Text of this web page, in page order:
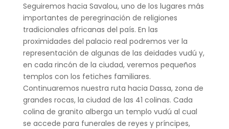
Seguiremos hacia Savalou, uno de los lugares más
importantes de peregrinación de religiones
tradicionales africanas del país. En las
proximidades del palacio real podremos ver la
representación de algunas de las deidades vudú y,
en cada rincón de la ciudad, veremos pequeños
templos con los fetiches familiares.
Continuaremos nuestra ruta hacia Dassa, zona de
grandes rocas, la ciudad de las 41 colinas. Cada
colina de granito alberga un templo vudú al cual
se accede para funerales de reyes y príncipes,